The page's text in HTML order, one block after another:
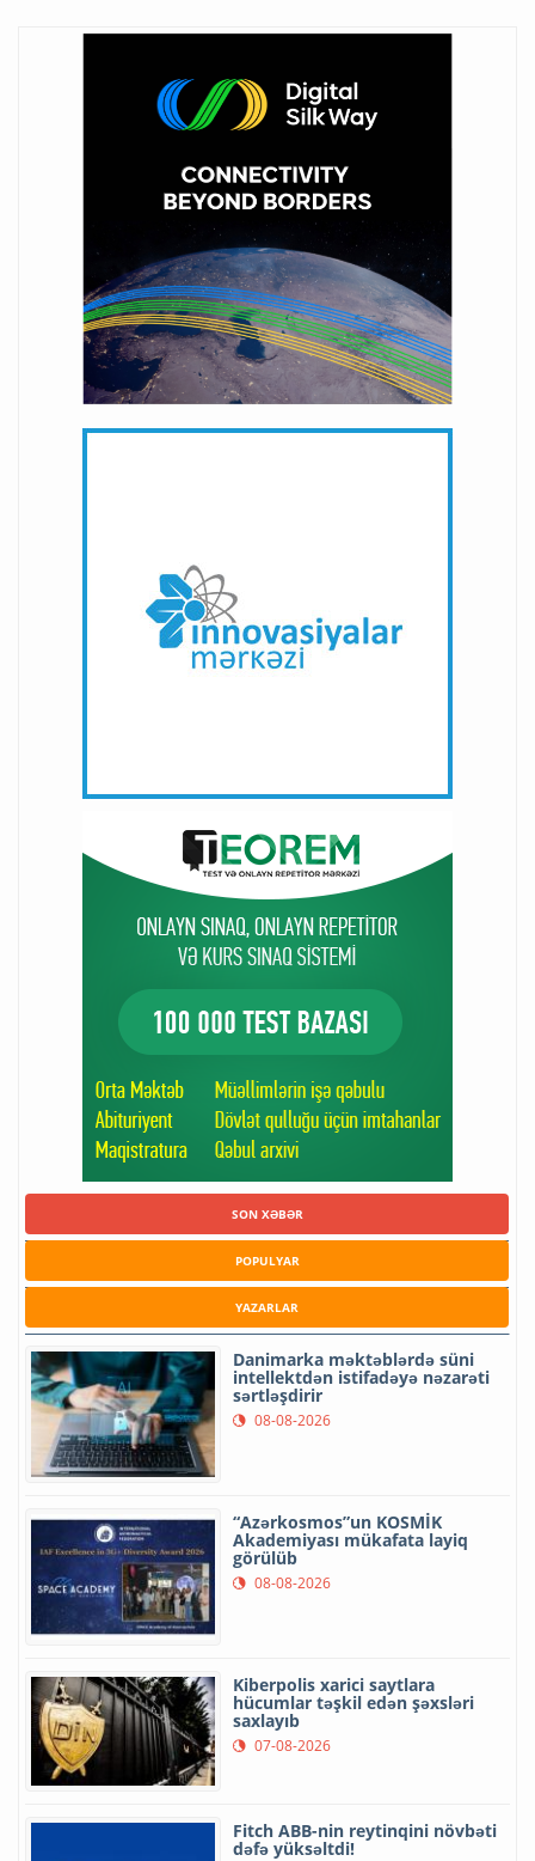
SON XƏBƏR
POPULYAR
YAZARLAR
Danimarka məktəblərdə süni
intellektdən istifadəyə nəzarəti
sərtləşdirir
08-08-2026
“Azərkosmos”un KOSMİK
Akademiyası mükafata layiq
görülüb
08-08-2026
Kiberpolis xarici saytlara
hücumlar təşkil edən şəxsləri
saxlayıb
07-08-2026
Fitch ABB-nin reytinqini növbəti
dəfə yüksəltdi!